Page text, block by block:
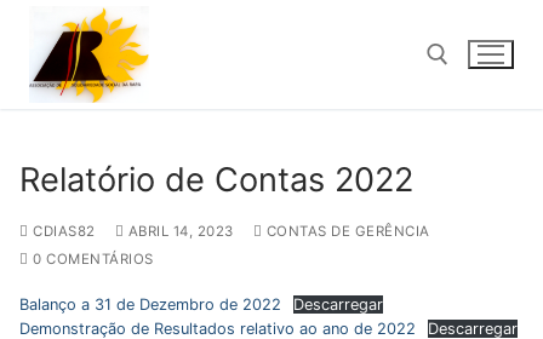
conteúdo
Relatório de Contas 2022
CDIAS82 ABRIL 14, 2023
CONTAS DE GERÊNCIA
0 COMENTÁRIOS
Balanço a 31 de Dezembro de 2022
Descarregar
Demonstração de Resultados relativo ao ano de 2022
Descarregar